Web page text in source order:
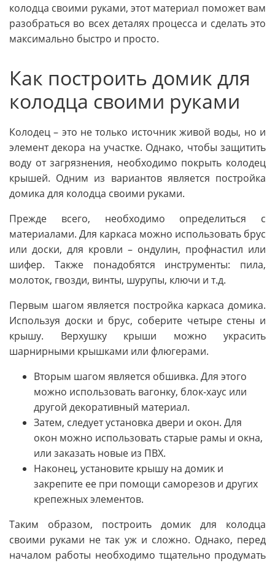
колодца своими руками, этот материал поможет вам
разобраться во всех деталях процесса и сделать это
максимально быстро и просто.
Как построить домик для
колодца своими руками
Колодец – это не только источник живой воды, но и
элемент декора на участке. Однако, чтобы защитить
воду от загрязнения, необходимо покрыть колодец
крышей. Одним из вариантов является постройка
домика для колодца своими руками.
Прежде всего, необходимо определиться с
материалами. Для каркаса можно использовать брус
или доски, для кровли – ондулин, профнастил или
шифер. Также понадобятся инструменты: пила,
молоток, гвозди, винты, шурупы, ключи и т.д.
Первым шагом является постройка каркаса домика.
Используя доски и брус, соберите четыре стены и
крышу. Верхушку крыши можно украсить
шарнирными крышками или флюгерами.
Вторым шагом является обшивка. Для этого
можно использовать вагонку, блок-хаус или
другой декоративный материал.
Затем, следует установка двери и окон. Для
окон можно использовать старые рамы и окна,
или заказать новые из ПВХ.
Наконец, установите крышу на домик и
закрепите ее при помощи саморезов и других
крепежных элементов.
Таким образом, построить домик для колодца
своими руками не так уж и сложно. Однако, перед
началом работы необходимо тщательно продумать